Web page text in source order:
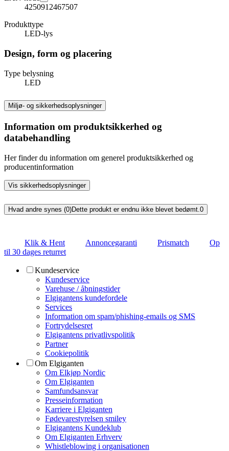
4250912467507
Produkttype
LED-lys
Design, form og placering
Type belysning
LED
Miljø- og sikkerhedsoplysninger
Information om produktsikkerhed og
databehandling
Her finder du information om generel produktsikkerhed og
producentinformation
Vis sikkerhedsoplysninger
Hvad andre synes (0)Dette produkt er endnu ikke blevet bedømt. 0
Klik & Hent Annoncegaranti Prismatch
Op
til 30 dages returret
Kundeservice
Kundeservice
Varehuse / åbningstider
Elgigantens kundefordele
Services
Information om spam/phishing-emails og SMS
Fortrydelsesret
Elgigantens privatlivspolitik
Partner
Cookiepolitik
Om Elgiganten
Om Elkjøp Nordic
Om Elgiganten
Samfundsansvar
Presseinformation
Karriere i Elgiganten
Fødevarestyrelsen smiley
Elgigantens Kundeklub
Om Elgiganten Erhverv
Whistleblowing i organisationen